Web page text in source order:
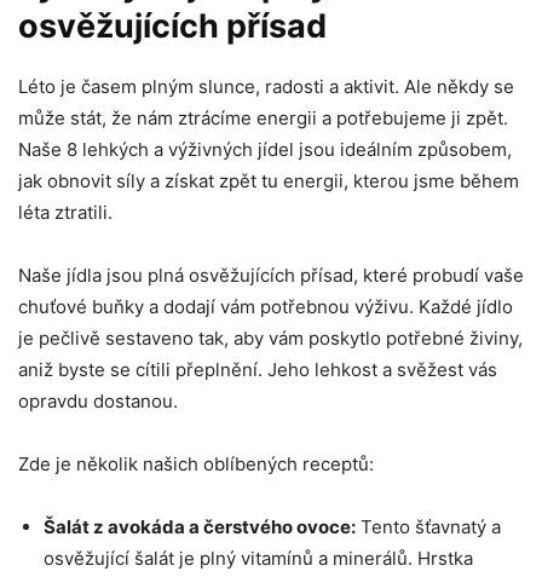
osvěžujících přísad
Léto je⁢ časem plným slunce, radosti‍ a aktivit. Ale někdy⁢ se
může stát, že nám ‍ztrácíme energii a potřebujeme ji zpět.
Naše 8 lehkých a‍ výživných jídel jsou ideálním‍ způsobem,
jak obnovit síly a‌ získat zpět​ tu energii, kterou jsme během
léta ztratili.
Naše jídla jsou plná osvěžujících⁣ přísad, které probudí vaše
chuťové ​buňky a dodají vám potřebnou výživu. Každé‍ jídlo
je pečlivě sestaveno​ tak, aby vám poskytlo⁣ potřebné živiny,
⁤aniž byste ⁤se cítili přeplnění. Jeho lehkost‌ a svěžest vás
opravdu dostanou.
Zde je několik našich‍ oblíbených receptů:
Šalát z avokáda a⁤ čerstvého ovoce: Tento šťavnatý a
⁢osvěžující šalát je plný⁢ vitamínů a minerálů. Hrstka